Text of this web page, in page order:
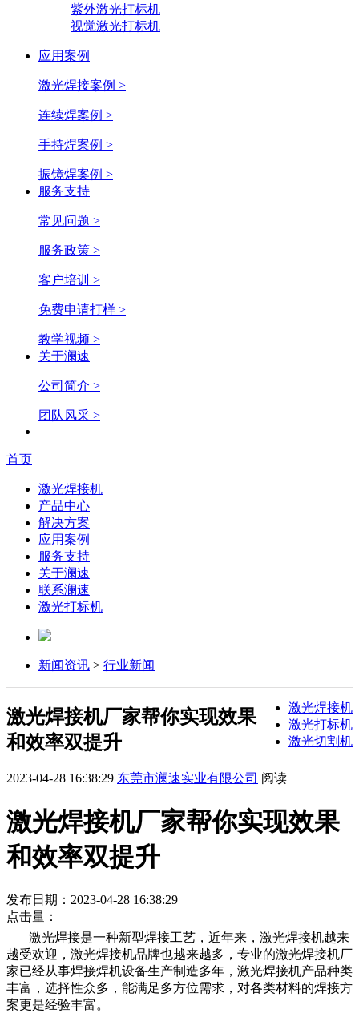
紫外激光打标机
视觉激光打标机
应用案例
激光焊接案例 >
连续焊案例 >
手持焊案例 >
振镜焊案例 >
服务支持
常见问题 >
服务政策 >
客户培训 >
免费申请打样 >
教学视频 >
关于澜速
公司简介 >
团队风采 >
首页
激光焊接机
产品中心
解决方案
应用案例
服务支持
关于澜速
联系澜速
激光打标机
新闻资讯 > 行业新闻
激光焊接机
激光打标机
激光切割机
激光焊接机厂家帮你实现效果
和效率双提升
2023-04-28 16:38:29 东莞市澜速实业有限公司 阅读
激光焊接机厂家帮你实现效果
和效率双提升
发布日期：2023-04-28 16:38:29
点击量：
激光焊接是一种新型焊接工艺，近年来，激光焊接机越来
越受欢迎，激光焊接机品牌也越来越多，专业的激光焊接机厂
家已经从事焊接焊机设备生产制造多年，激光焊接机产品种类
丰富，选择性众多，能满足多方位需求，对各类材料的焊接方
案更是经验丰富。